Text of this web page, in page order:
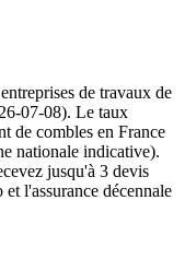
de travaux de
07-08). Le taux
de combles en France
nationale indicative).
jusqu'à 3 devis
l'assurance décennale